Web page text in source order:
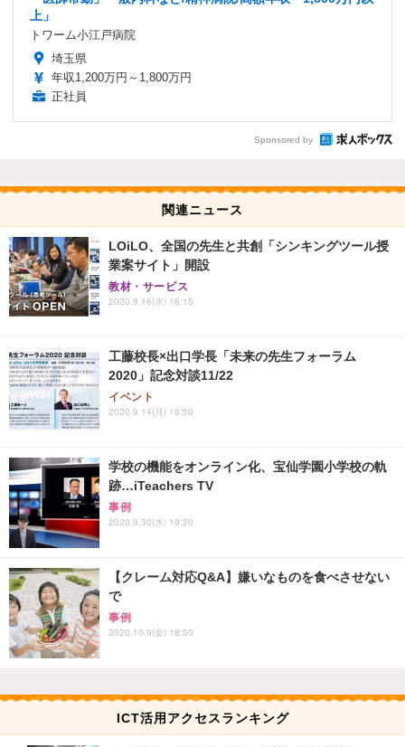
上」
トワーム小江戸病院
埼玉県
年収1,200万円～1,800万円
正社員
Sponsored by
関連ニュース
LOiLO、全国の先生と共創「シンキングツール授
業案サイト」開設
教材・サービス
2020.9.16(水) 16:15
工藤校長×出口学長「未来の先生フォーラム
2020」記念対談11/22
イベント
2020.9.14(月) 16:50
学校の機能をオンライン化、宝仙学園小学校の軌
跡…iTeachers TV
事例
2020.9.30(水) 19:20
【クレーム対応Q&A】嫌いなものを食べさせない
で
事例
2020.10.9(金) 18:50
ICT活用アクセスランキング